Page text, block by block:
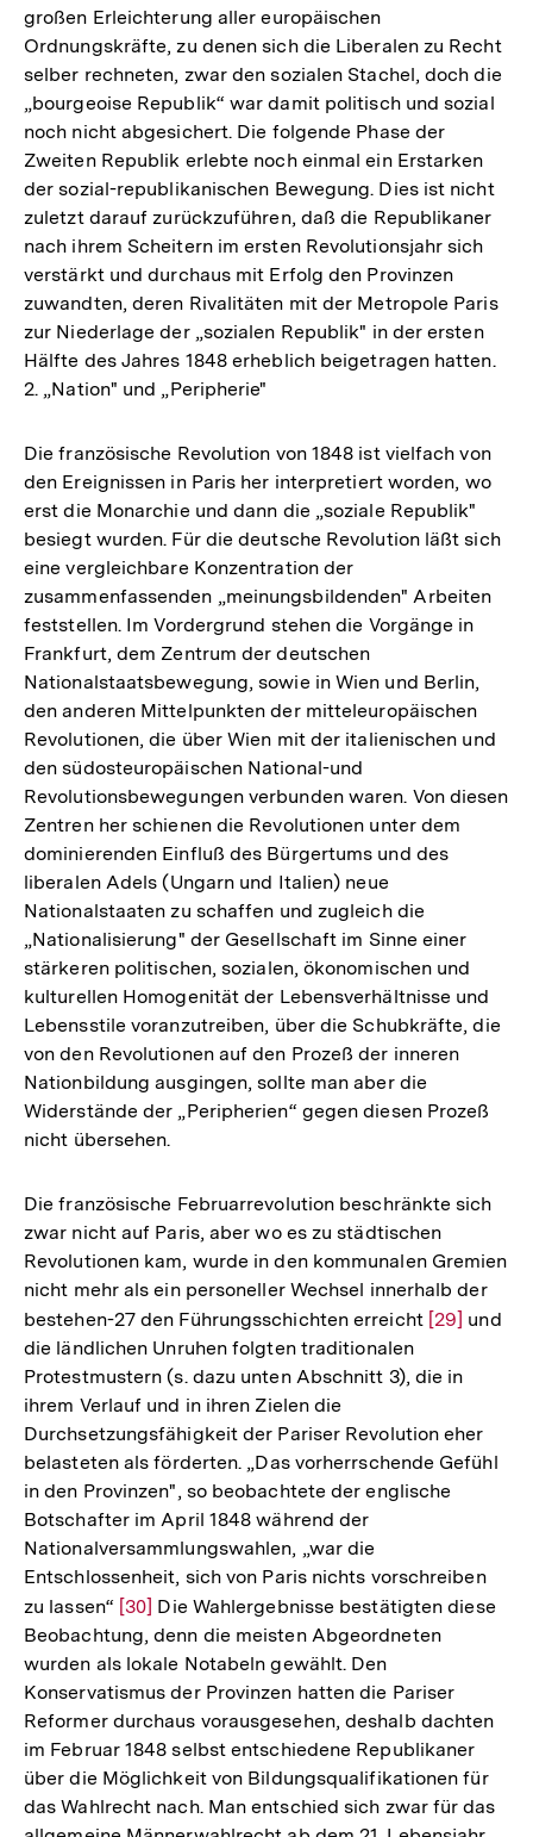
großen Erleichterung aller europäischen
Ordnungskräfte, zu denen sich die Liberalen zu Recht
selber rechneten, zwar den sozialen Stachel, doch die
„bourgeoise Republik“ war damit politisch und sozial
noch nicht abgesichert. Die folgende Phase der
Zweiten Republik erlebte noch einmal ein Erstarken
der sozial-republikanischen Bewegung. Dies ist nicht
zuletzt darauf zurückzuführen, daß die Republikaner
nach ihrem Scheitern im ersten Revolutionsjahr sich
verstärkt und durchaus mit Erfolg den Provinzen
zuwandten, deren Rivalitäten mit der Metropole Paris
zur Niederlage der „sozialen Republik" in der ersten
Hälfte des Jahres 1848 erheblich beigetragen hatten.
2. „Nation" und „Peripherie"
Die französische Revolution von 1848 ist vielfach von
den Ereignissen in Paris her interpretiert worden, wo
erst die Monarchie und dann die „soziale Republik"
besiegt wurden. Für die deutsche Revolution läßt sich
eine vergleichbare Konzentration der
zusammenfassenden „meinungsbildenden" Arbeiten
feststellen. Im Vordergrund stehen die Vorgänge in
Frankfurt, dem Zentrum der deutschen
Nationalstaatsbewegung, sowie in Wien und Berlin,
den anderen Mittelpunkten der mitteleuropäischen
Revolutionen, die über Wien mit der italienischen und
den südosteuropäischen National-und
Revolutionsbewegungen verbunden waren. Von diesen
Zentren her schienen die Revolutionen unter dem
dominierenden Einfluß des Bürgertums und des
liberalen Adels (Ungarn und Italien) neue
Nationalstaaten zu schaffen und zugleich die
„Nationalisierung" der Gesellschaft im Sinne einer
stärkeren politischen, sozialen, ökonomischen und
kulturellen Homogenität der Lebensverhältnisse und
Lebensstile voranzutreiben, über die Schubkräfte, die
von den Revolutionen auf den Prozeß der inneren
Nationbildung ausgingen, sollte man aber die
Widerstände der „Peripherien“ gegen diesen Prozeß
nicht übersehen.
Die französische Februarrevolution beschränkte sich
zwar nicht auf Paris, aber wo es zu städtischen
Revolutionen kam, wurde in den kommunalen Gremien
nicht mehr als ein personeller Wechsel innerhalb der
bestehen-27 den Führungsschichten erreicht Zur
der
[29] und
die ländlichen Unruhen folgten traditionalen
Protestmustern (s. dazu unten Abschnitt 3), die in
ihrem Verlauf und in ihren Zielen die
Durchsetzungsfähigkeit der Pariser Revolution eher
belasteten als förderten. „Das vorherrschende Gefühl
in den Provinzen", so beobachtete der englische
Botschafter im April 1848 während der
Nationalversammlungswahlen, „war die
Entschlossenheit, sich von Paris nichts vorschreiben
zu lassen“ Zur
Auflösung
der
Fußnote
[30] Die Wahlergebnisse bestätigten diese
Beobachtung, denn die meisten Abgeordneten
wurden als lokale Notabeln gewählt. Den
Konservatismus der Provinzen hatten die Pariser
Reformer durchaus vorausgesehen, deshalb dachten
im Februar 1848 selbst entschiedene Republikaner
über die Möglichkeit von Bildungsqualifikationen für
das Wahlrecht nach. Man entschied sich zwar für das